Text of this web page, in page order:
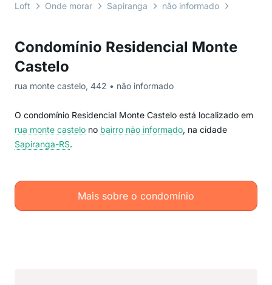
Condomínio Residencial Monte
Castelo
rua monte castelo, 442 • não informado
O condomínio Residencial Monte Castelo está localizado em
rua monte castelo no bairro não informado, na cidade
Sapiranga-RS.
Mais sobre o condomínio
Loft Onde morar Sapiranga não informado